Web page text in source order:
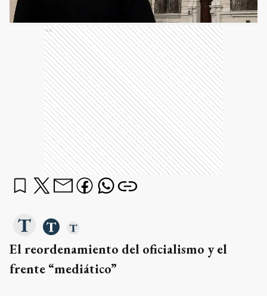
Ads
El reordenamiento del oficialismo y el
frente “mediático”